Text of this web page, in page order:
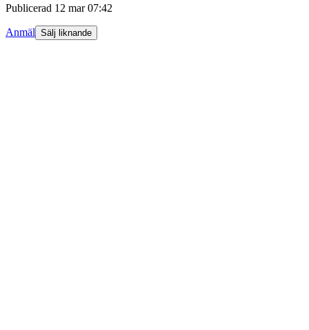
Publicerad 12 mar 07:42
Anmäl Sälj liknande